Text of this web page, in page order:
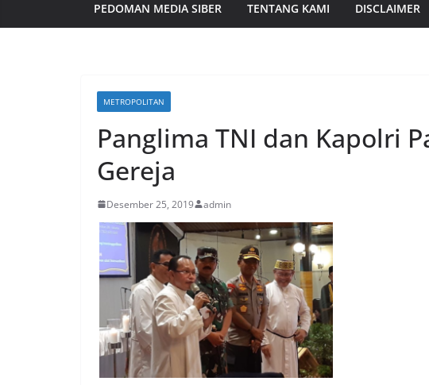
PEDOMAN MEDIA SIBER TENTANG KAMI DISCLAIMER
METROPOLITAN
Panglima TNI dan Kapolri
Gereja
Desember 25, 2019 admin